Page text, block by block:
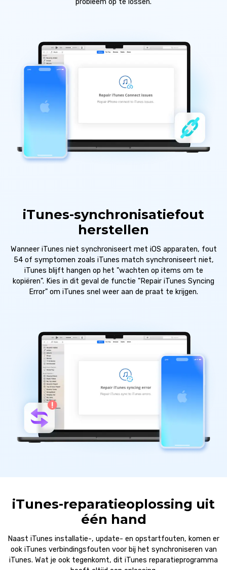
probleem op te lossen.
iTunes-synchronisatiefout
herstellen
Wanneer iTunes niet synchroniseert met iOS apparaten, fout
54 of symptomen zoals iTunes match synchroniseert niet,
iTunes blijft hangen op het "wachten op items om te
kopiëren". Kies in dit geval de functie "Repair iTunes Syncing
Error" om iTunes snel weer aan de praat te krijgen.
iTunes-reparatieoplossing uit
één hand
Naast iTunes installatie-, update- en opstartfouten, komen er
ook iTunes verbindingsfouten voor bij het synchroniseren van
iTunes. Wat je ook tegenkomt, dit iTunes reparatieprogramma